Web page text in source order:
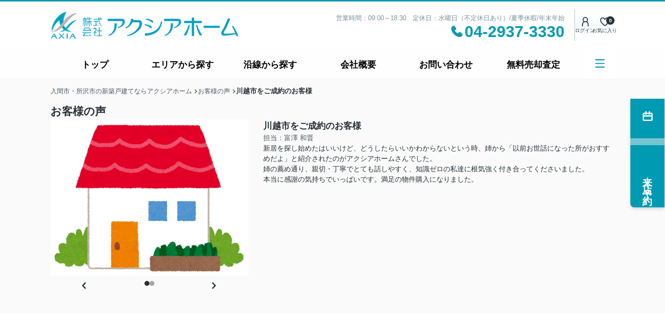
営業時間：09:00～18:30 定休日：水曜日（不定休日あり）/夏季休暇/年末年始
04-2937-3330 ログインお気に入り
0
トップ エリアから探す 沿線から探す 会社概要 お問い合わせ 無料売却査定
入間市・所沢市の新築戸建てならアクシアホーム お客様の声 川越市をご成約のお客様
お客様の声
川越市をご成約のお客様
担当：富澤 和晋
新居を探し始めたはいいけど、どうしたらいいかわからないという時、姉から「以前お世話になった所がおすす
めだよ」と紹介されたのがアクシアホームさんでした。
姉の薦め通り、親切・丁寧でとても話しやすく、知識ゼロの私達に根気強く付き合ってくださいました。
本当に感謝の気持ちでいっぱいです。満足の物件購入になりました。
来店予約